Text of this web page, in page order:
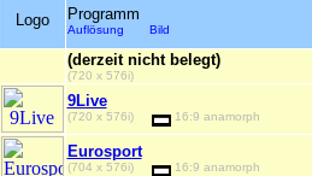
Logo Programm
Auflösung Bild
(derzeit nicht belegt)
(720 x 576i)
9Live
(720 x 576i) 16:9 anamorph
Eurosport
(704 x 576i) 16:9 anamorph